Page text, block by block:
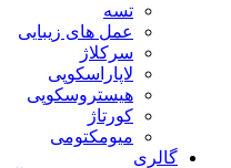
تسه
عمل های زیبایی
سرکلاژ
لاپاراسکوپی
هیستروسکوپی
کورتاژ
میومکتومی
گالری